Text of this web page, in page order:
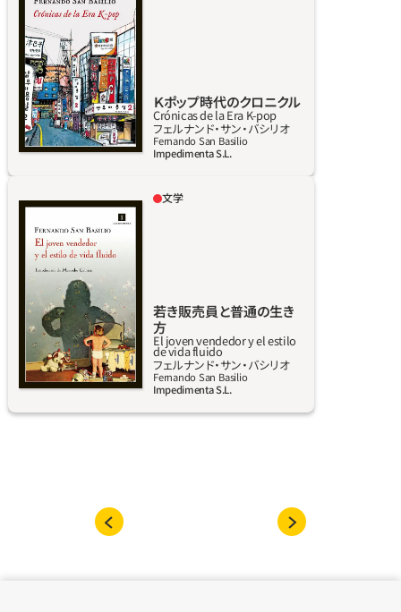
刷工になることができる。彼がずっと夢見てき
た印刷工に。
有数の反権威的で妄想にあふれる作家サン＝
バシリオの新作。韓国の輝かしいスター集団
を、ユーモアと驚きをもって覗き見る。占い師
のもとを頻繁に訪れるヨンセイ大学の学生。脚
本家たちに殺されると恐れるテレビコメディ
の俳優。ソウルの地下鉄のショッピング街で木
製のアヒルを売る90代の老婆。世界一よく売れ
ている菓子パンの試食用割引クーポンをもっ
のバブル。そして国際コーヒー見本市に参加す
るためソウルに到着し、韓国にとどまるために
次々と言い訳を見つける、ほとんど特徴のない
男フェルナンデス。北朝鮮から戦争の風が吹
き、やがて桜の季節が来てブッダの誕生日がや
ってくる。
詳しく見る
Ｋポップ時代のクロニクル
Crónicas de la Era K-pop
フェルナンド‧サン‧バシリオ
Fernando San Basilio
Impedimenta S.L.
イスラエルは、ラ・バグアダ・ショッピング・セ
ンター１階の、ある店の中にスペースを構える
ショップの片隅で働いている。以前は夢想家
で、現実離れしたことばかり考えロマンを追い
求めていたが、今は違う。より良い人間になる
というふれこみの1冊の自己啓発本を読んで以
来、ごく普通の生き方をすることにした。だが、
虚無主義にたどり着く運命にとらわれ、イスラ
エルは完璧なアンチヒーローとして、自らの破
滅に立ち向かうことになる。狂乱の1日、ジョイ
スの『ユリシーズ』の地獄堕ちの章から抜き出
変わる。すべてが手に入り、全てが起こるその
場所は、世界の完璧なメタファーである。
詳しく見る
文学
若き販売員と普通の生き
方
El joven vendedor y el estilo
de vida fluido
フェルナンド‧サン‧バシリオ
Fernando San Basilio
Impedimenta S.L.